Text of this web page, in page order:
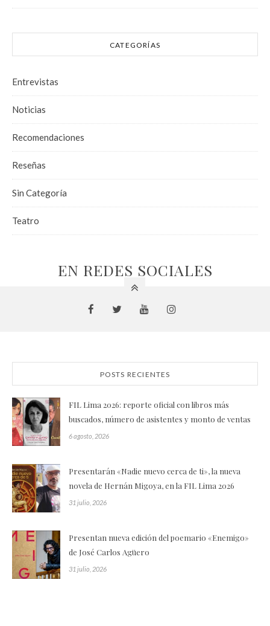
CATEGORÍAS
Entrevistas
Noticias
Recomendaciones
Reseñas
Sin Categoría
Teatro
EN REDES SOCIALES
POSTS RECIENTES
FIL Lima 2026: reporte oficial con libros más
buscados, número de asistentes y monto de ventas
6 agosto, 2026
Presentarán «Nadie nuevo cerca de ti», la nueva
novela de Hernán Migoya, en la FIL Lima 2026
31 julio, 2026
Presentan nueva edición del poemario «Enemigo»
de José Carlos Agüero
31 julio, 2026